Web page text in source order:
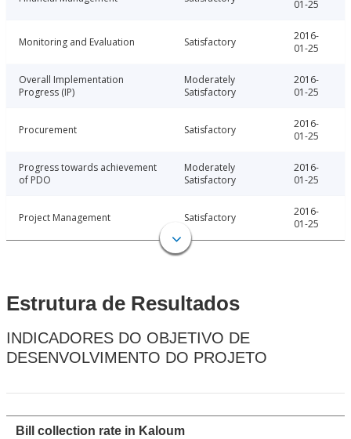
01-25
Monitoring and Evaluation Satisfactory
2016-
01-25
Overall Implementation
Progress (IP)
Moderately
Satisfactory
2016-
01-25
Procurement Satisfactory
2016-
01-25
Progress towards achievement
of PDO
Moderately
Satisfactory
2016-
01-25
Project Management Satisfactory
2016-
01-25
Estrutura de Resultados
INDICADORES DO OBJETIVO DE
DESENVOLVIMENTO DO PROJETO
Bill collection rate in Kaloum